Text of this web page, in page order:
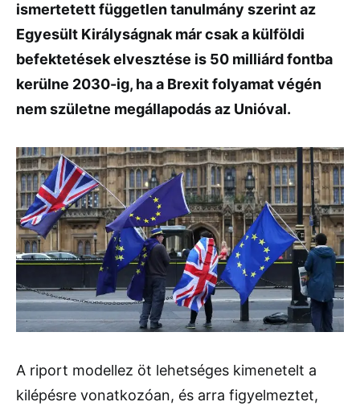
ismertetett független tanulmány szerint az
Egyesült Királyságnak már csak a külföldi
befektetések elvesztése is 50 milliárd fontba
kerülne 2030-ig, ha a Brexit folyamat végén
nem születne megállapodás az Unióval.
A riport modellez öt lehetséges kimenetelt a
kilépésre vonatkozóan, és arra figyelmeztet,